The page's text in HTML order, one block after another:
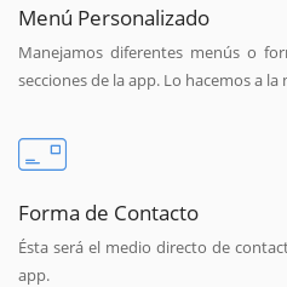
Menú Personalizado
Manejamos diferentes menús o
secciones de la app. Lo hacemos a la
Forma de Contacto
Ésta será el medio directo de
app.